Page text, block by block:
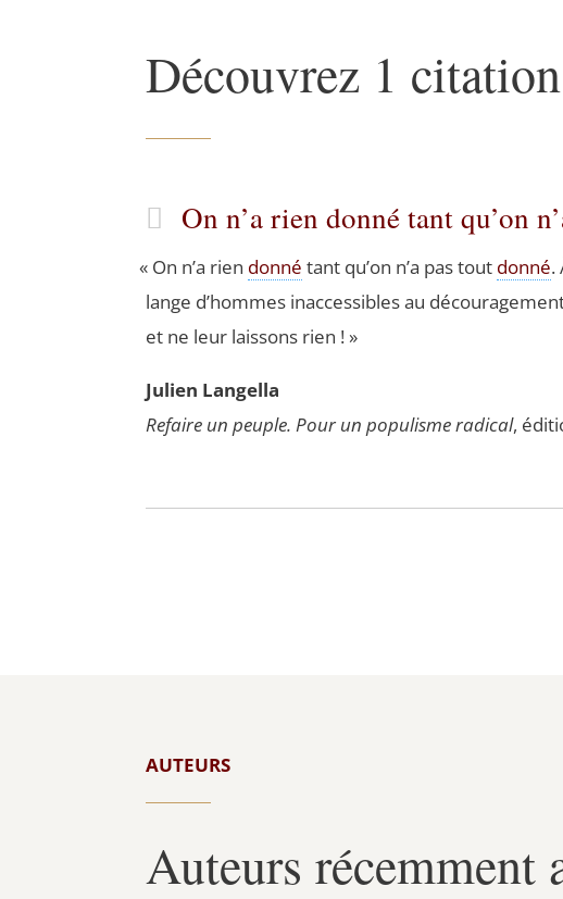
Découvrez 1
On n’a rien donné tant qu’on
«On n’a rien don­né tant qu’on n’a pas tout don­né.
lange d’hommes inac­ces­sibles au
et ne leur lais­sons rien ! »
Julien Lan­gel­la
Refaire un peuple. Pour un popu­lisme radi­cal,
AUTEURS
Auteurs récemment